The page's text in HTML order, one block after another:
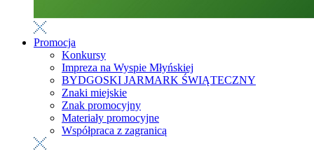
Promocja
Konkursy
Impreza na Wyspie Młyńskiej
BYDGOSKI JARMARK ŚWIĄTECZNY
Znaki miejskie
Znak promocyjny
Materiały promocyjne
Współpraca z zagranicą